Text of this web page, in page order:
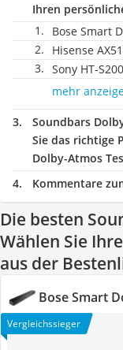
Ihren
Bose Smart
Hisense
Sony HT-
mehr
Soundbars
Sie das richtige
Dolby-Atmos
Kommentare
Die besten
Wählen Sie
aus der
Bose Smart
Vergleichssieger